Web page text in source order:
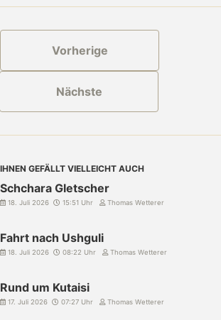
Vorherige
Nächste
IHNEN GEFÄLLT VIELLEICHT AUCH
Schchara Gletscher
18. Juli 2026 15:51 Uhr Thomas Wetterer
Fahrt nach Ushguli
18. Juli 2026 08:22 Uhr Thomas Wetterer
Rund um Kutaisi
17. Juli 2026 07:27 Uhr Thomas Wetterer